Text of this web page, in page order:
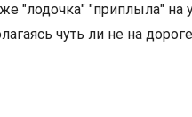
"лодочка" "приплыла"
чуть ли не на